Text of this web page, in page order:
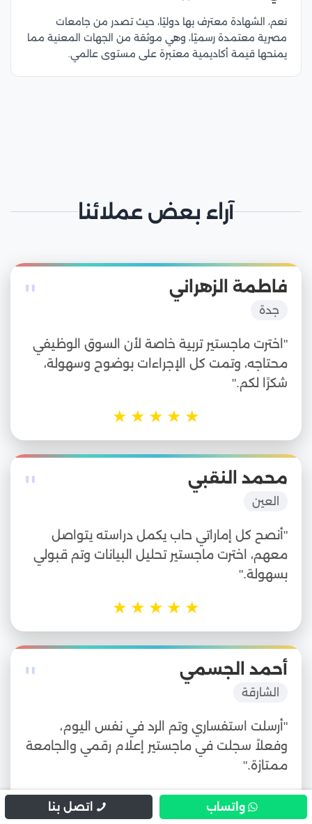
نعم، الشهادة معترف بها دوليًا، حيث تصدر من جامعات
مصرية معتمدة رسميًا، وهي موثقة من الجهات المعنية مما
يمنحها قيمة أكاديمية معتبرة على مستوى عالمي.
آراء بعض عملائنا
" فاطمة الزهراني
جدة
"اخترت ماجستير تربية خاصة لأن السوق الوظيفي
محتاجه، وتمت كل الإجراءات بوضوح وسهولة،
شكرًا لكم."
★
★
★
★
★
" محمد النقبي
العين
"أنصح كل إماراتي حاب يكمل دراسته يتواصل
معهم، اخترت ماجستير تحليل البيانات وتم قبولي
بسهولة."
★
★
★
★
★
" أحمد الجسمي
الشارقة
"أرسلت استفساري وتم الرد في نفس اليوم،
وفعلاً سجلت في ماجستير إعلام رقمي والجامعة
ممتازة."
★
★
★
★
★ واتساب اتصل بنا